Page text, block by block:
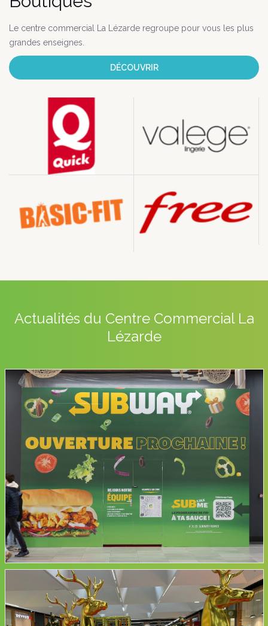
Le centre commercial La Lézarde regroupe pour vous les plus
grandes enseignes.
DÉCOUVRIR
Actualités du Centre Commercial La
Lézarde